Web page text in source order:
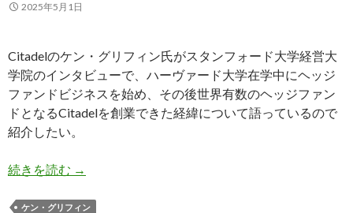
2025年5月1日
Citadelのケン・グリフィン氏がスタンフォード大学経営大
学院のインタビューで、ハーヴァード大学在学中にヘッジ
ファンドビジネスを始め、その後世界有数のヘッジファン
ドとなるCitadelを創業できた経緯について語っているので
紹介したい。
続きを読む グリフィン氏、ハーヴァード大学在学中にヘッ
→
ケン・グリフィン